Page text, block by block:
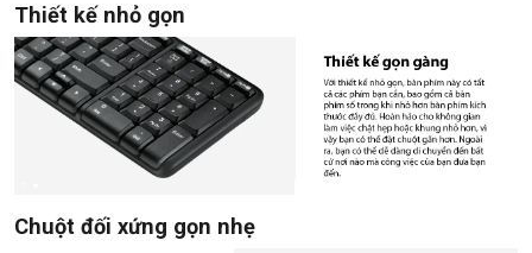
Thiết kế nhỏ gọn
Chuột đối xứng gọn nhẹ